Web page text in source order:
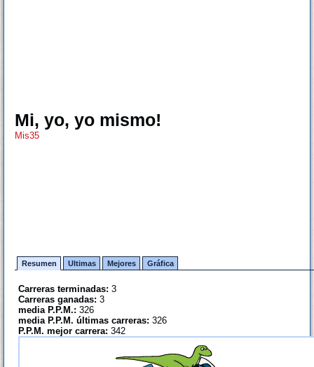
Mi, yo, yo mismo!
Mis35
Resumen Ultimas Mejores Gráfica
Carreras terminadas: 3
Carreras ganadas: 3
media P.P.M.: 326
media P.P.M. últimas carreras: 326
P.P.M. mejor carrera: 342